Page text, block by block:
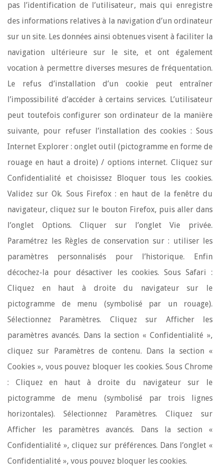
pas l’identification de l’utilisateur, mais qui enregistre
des informations relatives à la navigation d’un ordinateur
sur un site. Les données ainsi obtenues visent à faciliter la
navigation ultérieure sur le site, et ont également
vocation à permettre diverses mesures de fréquentation.
Le refus d’installation d’un cookie peut entraîner
l’impossibilité d’accéder à certains services. L’utilisateur
peut toutefois configurer son ordinateur de la manière
suivante, pour refuser l’installation des cookies : Sous
Internet Explorer : onglet outil (pictogramme en forme de
rouage en haut a droite) / options internet. Cliquez sur
Confidentialité et choisissez Bloquer tous les cookies.
Validez sur Ok. Sous Firefox : en haut de la fenêtre du
navigateur, cliquez sur le bouton Firefox, puis aller dans
l’onglet Options. Cliquer sur l’onglet Vie privée.
Paramétrez les Règles de conservation sur : utiliser les
paramètres personnalisés pour l’historique. Enfin
décochez-la pour désactiver les cookies. Sous Safari :
Cliquez en haut à droite du navigateur sur le
pictogramme de menu (symbolisé par un rouage).
Sélectionnez Paramètres. Cliquez sur Afficher les
paramètres avancés. Dans la section « Confidentialité »,
cliquez sur Paramètres de contenu. Dans la section «
Cookies », vous pouvez bloquer les cookies. Sous Chrome
: Cliquez en haut à droite du navigateur sur le
pictogramme de menu (symbolisé par trois lignes
horizontales). Sélectionnez Paramètres. Cliquez sur
Afficher les paramètres avancés. Dans la section «
Confidentialité », cliquez sur préférences. Dans l’onglet «
Confidentialité », vous pouvez bloquer les cookies.